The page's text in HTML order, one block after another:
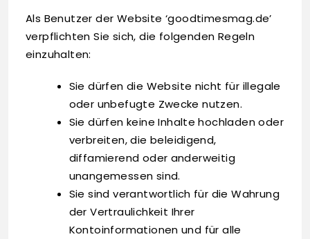
Als Benutzer der Website ‘goodtimesmag.de’
verpflichten Sie sich, die folgenden Regeln
einzuhalten:
Sie dürfen die Website nicht für illegale
oder unbefugte Zwecke nutzen.
Sie dürfen keine Inhalte hochladen oder
verbreiten, die beleidigend,
diffamierend oder anderweitig
unangemessen sind.
Sie sind verantwortlich für die Wahrung
der Vertraulichkeit Ihrer
Kontoinformationen und für alle